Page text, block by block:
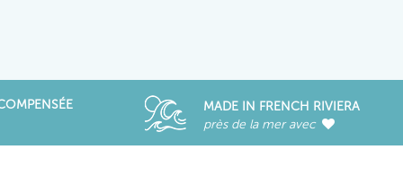
MADE IN FRENCH RIVIERA
près de la mer avec